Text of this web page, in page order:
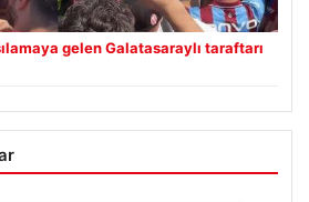
gelen Galatasaraylı taraftarı